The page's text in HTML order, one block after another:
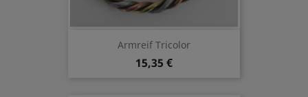
Armreif Tricolor
15,35 €